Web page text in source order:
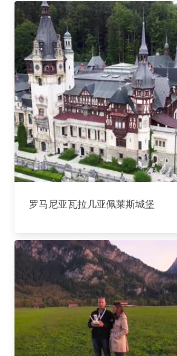
罗马尼亚瓦拉几亚佩莱斯城堡